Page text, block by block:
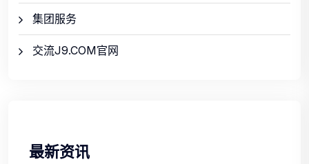
集团服务
交流J9.COM官网
最新资讯